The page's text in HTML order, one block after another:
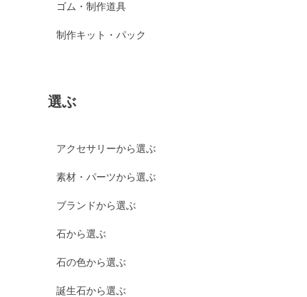
ゴム・制作道具
制作キット・パック
選ぶ
アクセサリーから選ぶ
素材・パーツから選ぶ
ブランドから選ぶ
石から選ぶ
石の色から選ぶ
誕生石から選ぶ